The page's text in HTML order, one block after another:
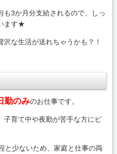
も3か月分支給されるので、しっ
ます★
沢な生活が送れちゃうかも？！
勤のみのお仕事です。
子育て中や夜勤が苦手な方にピ
と少ないため、家庭と仕事の両